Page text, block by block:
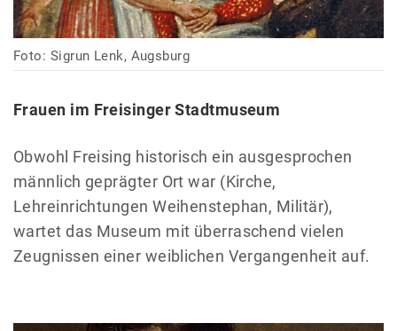
Foto: Sigrun Lenk, Augsburg
Frauen im Freisinger Stadtmuseum
Obwohl Freising historisch ein ausgesprochen
männlich geprägter Ort war (Kirche,
Lehreinrichtungen Weihenstephan, Militär),
wartet das Museum mit überraschend vielen
Zeugnissen einer weiblichen Vergangenheit auf.